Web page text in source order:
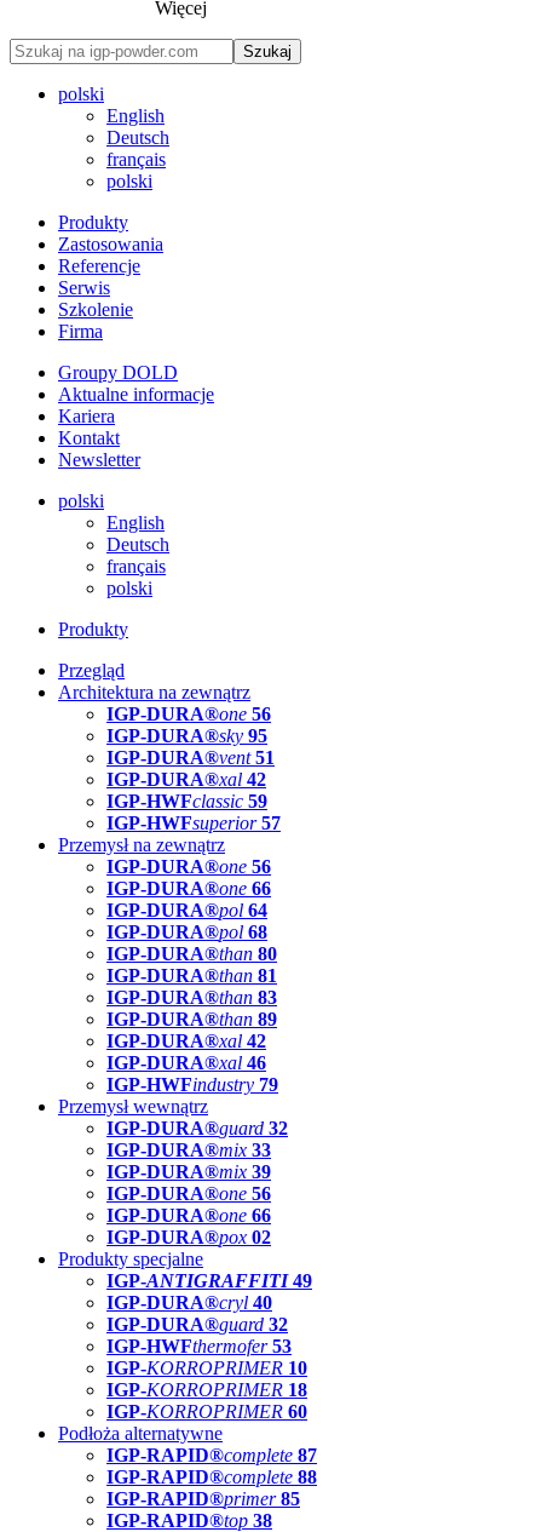
Więcej
Szukaj
polski
English
Deutsch
français
polski
Produkty
Zastosowania
Referencje
Serwis
Szkolenie
Firma
Groupy DOLD
Aktualne informacje
Kariera
Kontakt
Newsletter
polski
English
Deutsch
français
polski
Produkty
Przegląd
Architektura na zewnątrz
IGP-DURA®one 56
IGP-DURA®sky 95
IGP-DURA®vent 51
IGP-DURA®xal 42
IGP-HWFclassic 59
IGP-HWFsuperior 57
Przemysł na zewnątrz
IGP-DURA®one 56
IGP-DURA®one 66
IGP-DURA®pol 64
IGP-DURA®pol 68
IGP-DURA®than 80
IGP-DURA®than 81
IGP-DURA®than 83
IGP-DURA®than 89
IGP-DURA®xal 42
IGP-DURA®xal 46
IGP-HWFindustry 79
Przemysł wewnątrz
IGP-DURA®guard 32
IGP-DURA®mix 33
IGP-DURA®mix 39
IGP-DURA®one 56
IGP-DURA®one 66
IGP-DURA®pox 02
Produkty specjalne
IGP-ANTIGRAFFITI49
IGP-DURA®cryl 40
IGP-DURA®guard 32
IGP-HWFthermofer 53
IGP-KORROPRIMER 10
IGP-KORROPRIMER 18
IGP-KORROPRIMER 60
Podłoża alternatywne
IGP-RAPID®complete 87
IGP-RAPID®complete 88
IGP-RAPID®primer 85
IGP-RAPID®top 38